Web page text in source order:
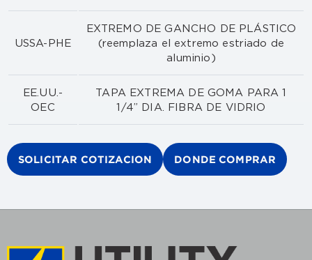
USSA-PHE
EXTREMO DE GANCHO DE PLÁSTICO
(reemplaza el extremo estriado de
aluminio)
EE.UU.-
OEC
TAPA EXTREMA DE GOMA PARA 1
1/4” DIA. FIBRA DE VIDRIO
SOLICITAR COTIZACION DONDE COMPRAR